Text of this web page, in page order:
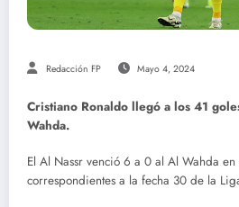
Redacción FP Mayo 4, 2024
Cristiano Ronaldo llegó a los 41
Wahda.
El Al Nassr venció 6 a 0 al Al Wahda
correspondientes a la fecha 30 de la